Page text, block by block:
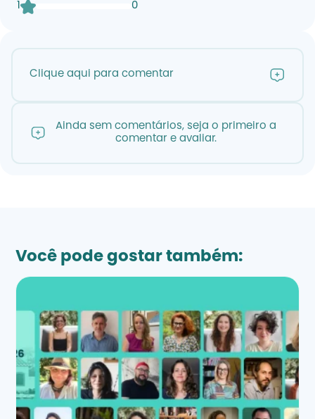
1
0
Clique aqui para comentar
Ainda sem comentários, seja o primeiro a
comentar e avaliar.
Você pode gostar também: